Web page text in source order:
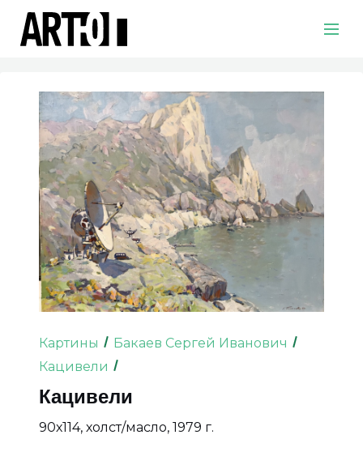
Картины
Бакаев Сергей Иванович
Кацивели
Кацивели
90х114, холст/масло, 1979 г.